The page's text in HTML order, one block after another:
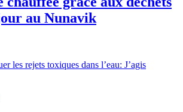
au Nunavik
les rejets toxiques dans l’eau: J’agis